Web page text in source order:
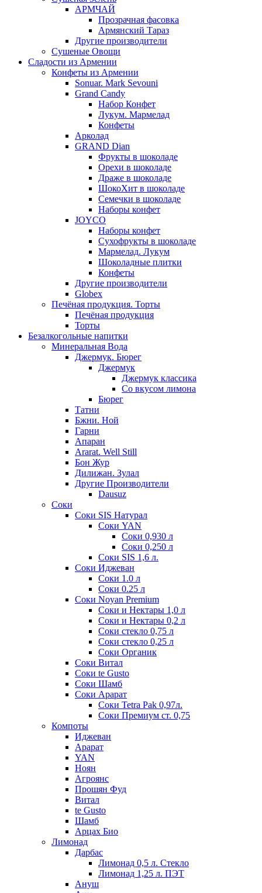
АРМЧАЙ
Прозрачная фасовка
Армянский Тараз
Другие производители
Сушеные Овощи
Сладости из Армении
Конфеты из Армении
Sonuar. Mark Sevouni
Grand Candy
Набор Конфет
Лукум. Мармелад
Конфеты
Арколад
GRAND Dian
Фрукты в шоколаде
Орехи в шоколаде
Драже в шоколаде
ШокоХит в шоколаде
Семечки в шоколаде
Наборы конфет
JOYCO
Наборы конфет
Сухофрукты в шоколаде
Мармелад. Лукум
Шоколадные плитки
Конфеты
Другие производители
Globex
Печёная продукция. Торты
Печёная продукция
Торты
Безалкогольные напитки
Минеральная Вода
Джермук. Бюрег
Джермук
Джермук классика
Со вкусом лимона
Бюрег
Татни
Бжни. Ной
Гарни
Апаран
Ararat. Well Still
Бон Жур
Дилижан. Зулал
Другие Производители
Dausuz
Соки
Соки SIS Натурал
Соки YAN
Соки 0,930 л
Соки 0,250 л
Соки SIS 1,6 л.
Соки Иджеван
Соки 1.0 л
Соки 0.25 л
Соки Noyan Premium
Соки и Нектары 1,0 л
Соки и Нектары 0,2 л
Соки стекло 0,75 л
Соки стекло 0,25 л
Соки Органик
Соки Витал
Соки te Gusto
Соки Шамб
Соки Арарат
Соки Tetra Pak 0,97л.
Соки Премиум ст. 0,75
Компоты
Иджеван
Арарат
YAN
Ноян
Агроянс
Прошян Фуд
Витал
te Gusto
Шамб
Арцах Био
Лимонад
Дарбас
Лимонад 0,5 л. Стекло
Лимонад 1,25 л. ПЭТ
Ануш